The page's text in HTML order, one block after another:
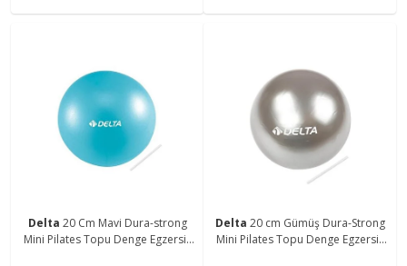
Delta 20 Cm Mavi Dura-strong
Mini Pilates Topu Denge Egzersiz
Delta 20 cm Gümüş Dura-Strong
Mini Pilates Topu Denge Egzersiz